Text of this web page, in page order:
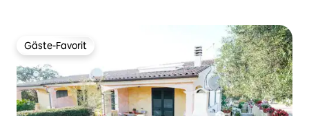
Gäste-Favorit
Gäste-Favorit